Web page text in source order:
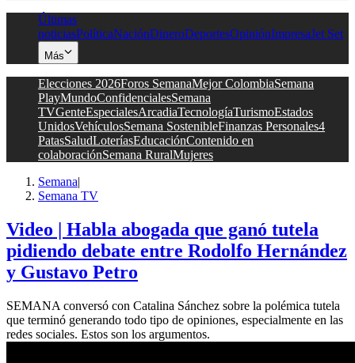
Últimas
noticiasPolíticaNaciónDineroDeportesOpiniónImpresaJet Set
Más
Elecciones 2026Foros SemanaMejor ColombiaSemana
PlayMundoConfidencialesSemana
TVGenteEspecialesArcadiaTecnologíaTurismoEstados
UnidosVehículosSemana SostenibleFinanzas Personales4
PatasSaludLoteríasEducaciónContenido en
colaboraciónSemana RuralMujeres
Semana|
Semana TV
Video | Habla abogada que ganó tutela
pidiendo debate entre Rodolfo Hernández
y Gustavo Petro
SEMANA conversó con Catalina Sánchez sobre la polémica tutela
que terminó generando todo tipo de opiniones, especialmente en las
redes sociales. Estos son los argumentos.